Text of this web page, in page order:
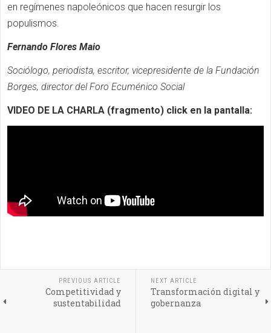
en regímenes napoleónicos que hacen resurgir los
populismos.
Fernando Flores Maio
Sociólogo, periodista, escritor, vicepresidente de la Fundación
Borges, director del Foro Ecuménico Social
VIDEO DE LA CHARLA (fragmento) click en la pantalla:
PREVIOUS ARTICLE
Competitividad y
sustentabilidad
NEXT ARTICLE
Transformación digital y
gobernanza